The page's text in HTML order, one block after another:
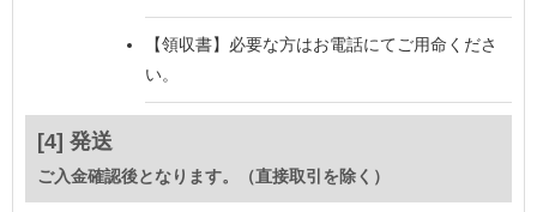
【領収書】 必要な方はお電話にてご用命くださ
い。
[4] 発送
ご入金確認後となります。（直接取引を除く）